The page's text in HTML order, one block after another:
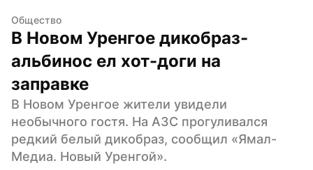
Общество
В Новом Уренгое дикобраз-
альбинос ел хот-доги на
заправке
В Новом Уренгое жители увидели
необычного гостя. На АЗС прогуливался
редкий белый дикобраз, сообщил «Ямал-
Медиа. Новый Уренгой».